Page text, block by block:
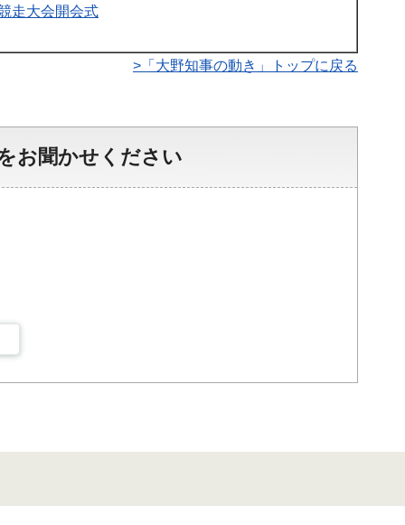
走大会開会式
>「大野知事の動き」トップに戻る
お聞かせください